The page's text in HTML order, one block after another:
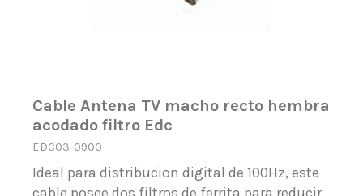
Cable Antena TV macho recto hembra
acodado filtro Edc
EDC03-0900
Ideal para distribucion digital de 100Hz, este